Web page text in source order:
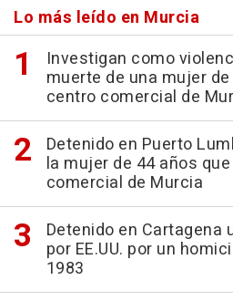
Lo más leído en Murcia
Investigan como
muerte de una mujer
centro comercial de
Detenido en Puerto
la mujer de 44 años
comercial de Murcia
Detenido en
por EE.UU. por un
1983